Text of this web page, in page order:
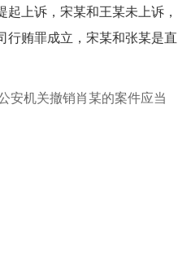
上诉，宋某和王某未上诉，
行贿罪成立，宋某和张某是直
安机关撤销肖某的案件应当